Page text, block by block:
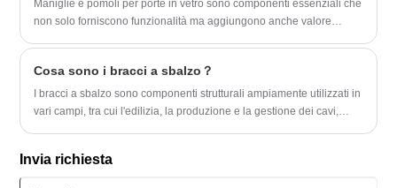
​Maniglie e pomoli per porte in vetro sono componenti essenziali che
non solo forniscono funzionalità ma aggiungono anche valore
Cosa sono i bracci a sbalzo？
I bracci a sbalzo sono componenti strutturali ampiamente utilizzati in
vari campi, tra cui l'edilizia, la produzione e la gestione dei cavi,
supporto verticale senza rinforzi aggiuntivi sotto di essi. Questa
Invia richiesta